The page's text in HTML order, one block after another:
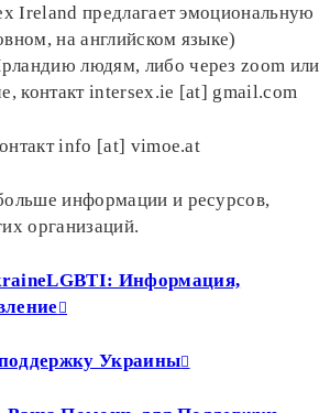
Ireland предлагает эмоциональную
на английском языке)
людям, либо через zoom или
контакт intersex.ie [at] gmail.com
info [at] vimoe.at
информации и ресурсов,
организаций.
Информация,
Украины